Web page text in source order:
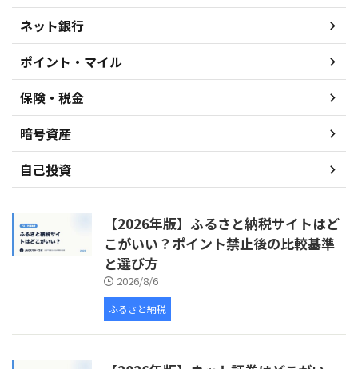
ネット銀行
ポイント・マイル
保険・税金
暗号資産
自己投資
【2026年版】ふるさと納税サイトはど
こがいい？ポイント禁止後の比較基準
と選び方
2026/8/6
ふるさと納税